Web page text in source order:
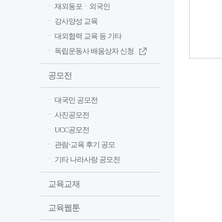
재외동포ㆍ외국인
강사양성 교육
대외협력 교육 등 기타
독립운동사 배움상자 신청
공모전
대국민 공모전
사진공모전
UCC공모전
관람·교육 후기 공모
기타 나라사랑 공모전
교육교재
교육웹툰